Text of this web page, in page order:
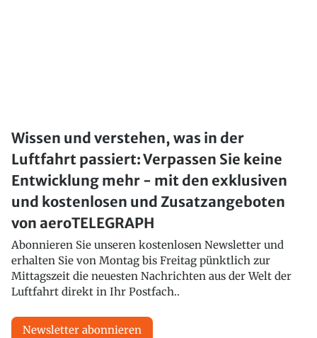
Wissen und verstehen, was in der
Luftfahrt passiert: Verpassen Sie keine
Entwicklung mehr - mit den exklusiven
und kostenlosen und Zusatzangeboten
von aeroTELEGRAPH
Abonnieren Sie unseren kostenlosen Newsletter und
erhalten Sie von Montag bis Freitag pünktlich zur
Mittagszeit die neuesten Nachrichten aus der Welt der
Luftfahrt direkt in Ihr Postfach..
Newsletter abonnieren